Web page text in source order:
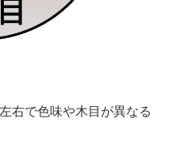
右で色味や木目 が異なる